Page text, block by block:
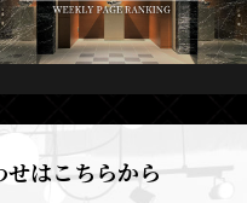
はこちらから